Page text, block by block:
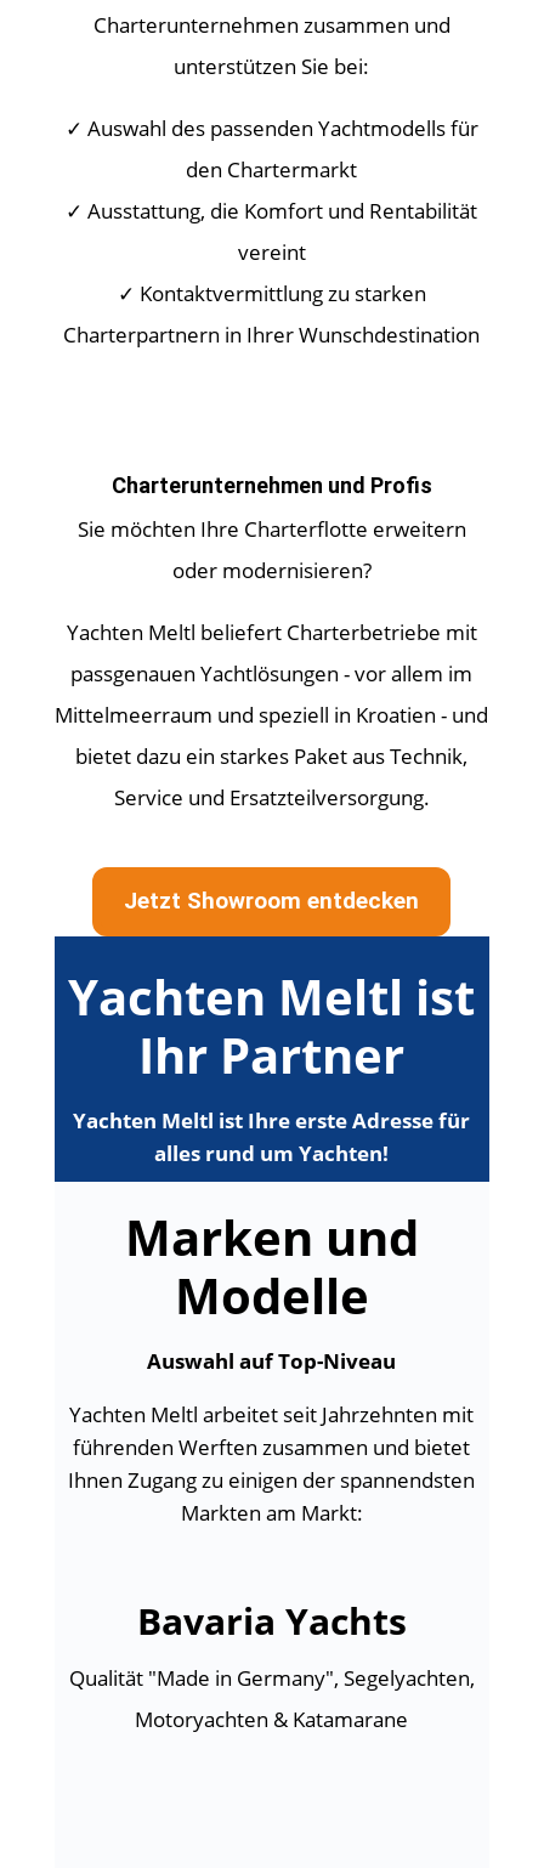
Charterunternehmen zusammen und
unterstützen Sie bei:
✓ Auswahl des passenden Yachtmodells für
den Chartermarkt
✓ Ausstattung, die Komfort und Rentabilität
vereint
✓ Kontaktvermittlung zu starken
Charterpartnern in Ihrer Wunschdestination
Charterunternehmen und Profis
Sie möchten Ihre Charterflotte erweitern
oder modernisieren?
Yachten Meltl beliefert Charterbetriebe mit
passgenauen Yachtlösungen - vor allem im
Mittelmeerraum und speziell in Kroatien - und
bietet dazu ein starkes Paket aus Technik,
Service und Ersatzteilversorgung.
Jetzt Showroom entdecken
Yachten Meltl ist
Ihr Partner
Yachten Meltl ist Ihre erste Adresse für
alles rund um Yachten!
Marken und
Modelle
Auswahl auf Top-Niveau
Yachten Meltl arbeitet seit Jahrzehnten mit
führenden Werften zusammen und bietet
Ihnen Zugang zu einigen der spannendsten
Markten am Markt:
Bavaria Yachts
Qualität "Made in Germany", Segelyachten,
Motoryachten & Katamarane